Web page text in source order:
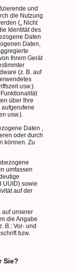
und
die Nutzung
(„ Nicht
Identität des
Daten
Daten,
Ihrem Gerät
(z. B. auf
usw.).
über Ihre
aufgerufene
usw.).
Daten ,
oder durch
können. Zu
umfassen
UUID) sowie
auf der
auf unserer
die Angabe
B.: Vor- und
bzw.
Sie?